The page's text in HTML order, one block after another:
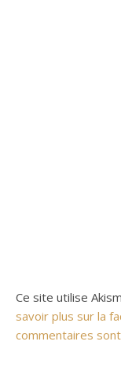
Ce site utilise
savoir plus sur la
commentaires